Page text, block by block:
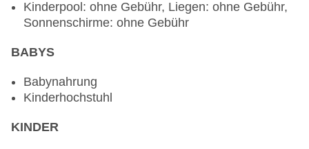
Uhr - 00:00 Uhr, gegen Gebühr, bei All Inclusive
inklusive, ausgewählte internationale alkoholische
Gebühr, bei All Inclusive inklusive, ausgewählte
bei All Inclusive inklusive, Kaffee/Tee am
Nachmittag: gegen Gebühr, bei All Inclusive
Galadinner: Reservierung notwendig, Buffet
Kinderpool: ohne Gebühr, Liegen: ohne Gebühr,
Sonnenschirme: ohne Gebühr
BABYS
Babynahrung
Kinderhochstuhl
KINDER